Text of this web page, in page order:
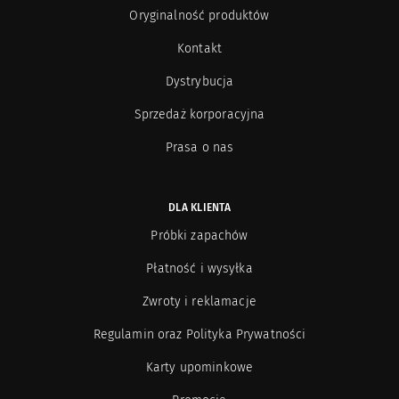
Oryginalność produktów
Kontakt
Dystrybucja
Sprzedaż korporacyjna
Prasa o nas
DLA KLIENTA
Próbki zapachów
Płatność i wysyłka
Zwroty i reklamacje
Regulamin oraz Polityka Prywatności
Karty upominkowe